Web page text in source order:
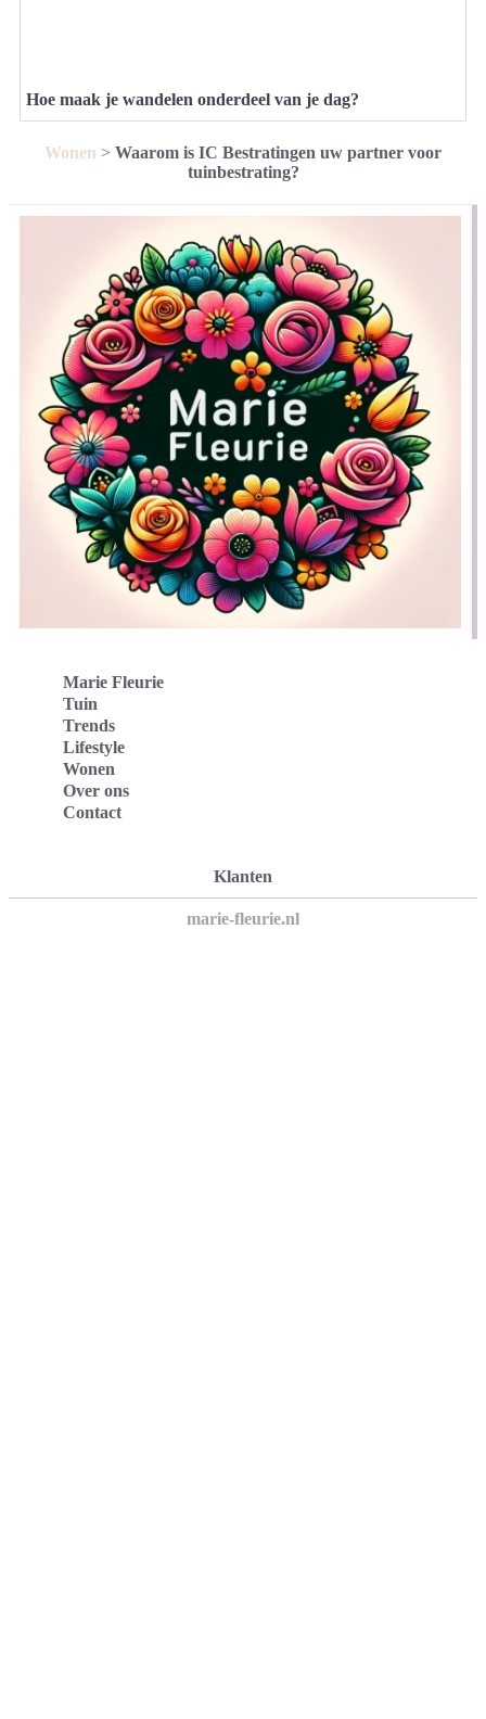
Hoe maak je wandelen onderdeel van je dag?
Wonen > Waarom is IC Bestratingen uw partner voor
tuinbestrating?
Marie Fleurie
Tuin
Trends
Lifestyle
Wonen
Over ons
Contact
Klanten
marie-fleurie.nl